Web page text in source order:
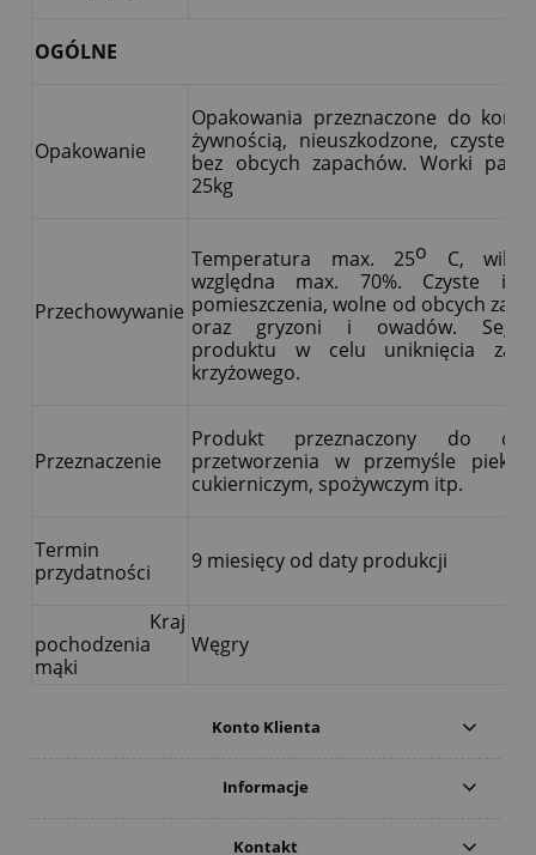
OGÓLNE
Opakowanie
Opakowania przeznaczone do
żywnością, nieuszkodzone, czyste,
bez obcych zapachów. Worki
25kg
Przechowywanie
Temperatura max. 25o C,
względna max. 70%. Czyste i
pomieszczenia, wolne od obcych
oraz gryzoni i owadów.
produktu w celu uniknięcia
krzyżowego.
Przeznaczenie
Produkt przeznaczony do
przetworzenia w przemyśle
cukierniczym, spożywczym itp.
Termin
przydatności
9 miesięcy od daty produkcji
Kraj
pochodzenia
mąki
Węgry
Konto Klienta
Informacje
Kontakt